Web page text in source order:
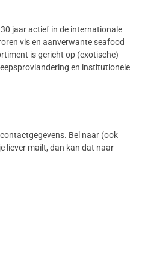
jaar actief in de internationale
vis en aanverwante seafood
is gericht op (exotische)
en institutionele
Bel naar (ook
liever mailt, dan kan dat naar